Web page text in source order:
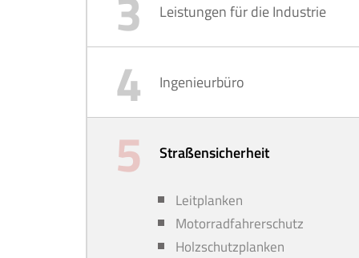
Leistungen für die Industrie
Ingenieurbüro
Straßensicherheit
Leitplanken
Motorradfahrerschutz
Holzschutzplanken